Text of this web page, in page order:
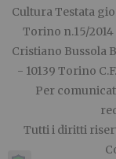
Cultura Testata
Torino n.15/
Cristiano Bussola
- 10139 Torino
Per
Tutti i diritti